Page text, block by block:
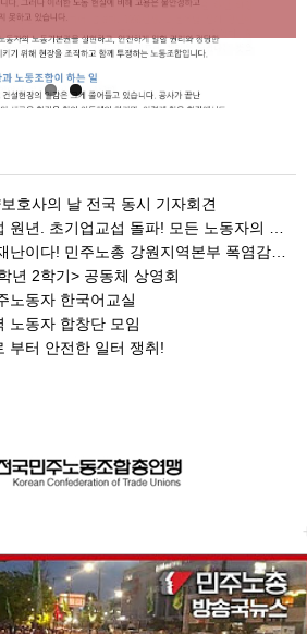
호사의 날 전국 동시 기자회견
섭 돌파! 모든 노동자의 노동기본권 쟁취! 민주노총 7.15 총파업대회
! 민주노총 강원지역본부 폭염감시단 선포 기자회견
년 2학기> 공동체 상영회
노동자 한국어교실
노동자 합창단 모임
부터 안전한 일터 쟁취!